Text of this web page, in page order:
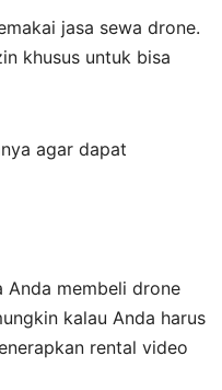
jasa sewa drone.
khusus untuk bisa
agar dapat
Anda membeli drone
kalau Anda harus
rental video